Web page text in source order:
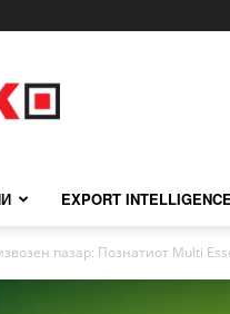
EXPORT
пазар: Познатиот Multi